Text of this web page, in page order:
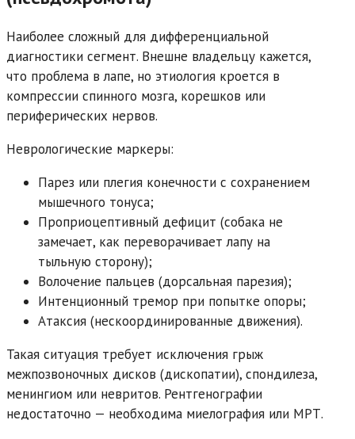
Наиболее сложный для дифференциальной
диагностики сегмент. Внешне владельцу кажется,
что проблема в лапе, но этиология кроется в
компрессии спинного мозга, корешков или
периферических нервов.
Неврологические маркеры:
Парез или плегия конечности с сохранением
мышечного тонуса;
Проприоцептивный дефицит (собака не
замечает, как переворачивает лапу на
тыльную сторону);
Волочение пальцев (дорсальная парезия);
Интенционный тремор при попытке опоры;
Атаксия (нескоординированные движения).
Такая ситуация требует исключения грыж
межпозвоночных дисков (дископатии), спондилеза,
менингиом или невритов. Рентгенографии
недостаточно — необходима миелография или МРТ.